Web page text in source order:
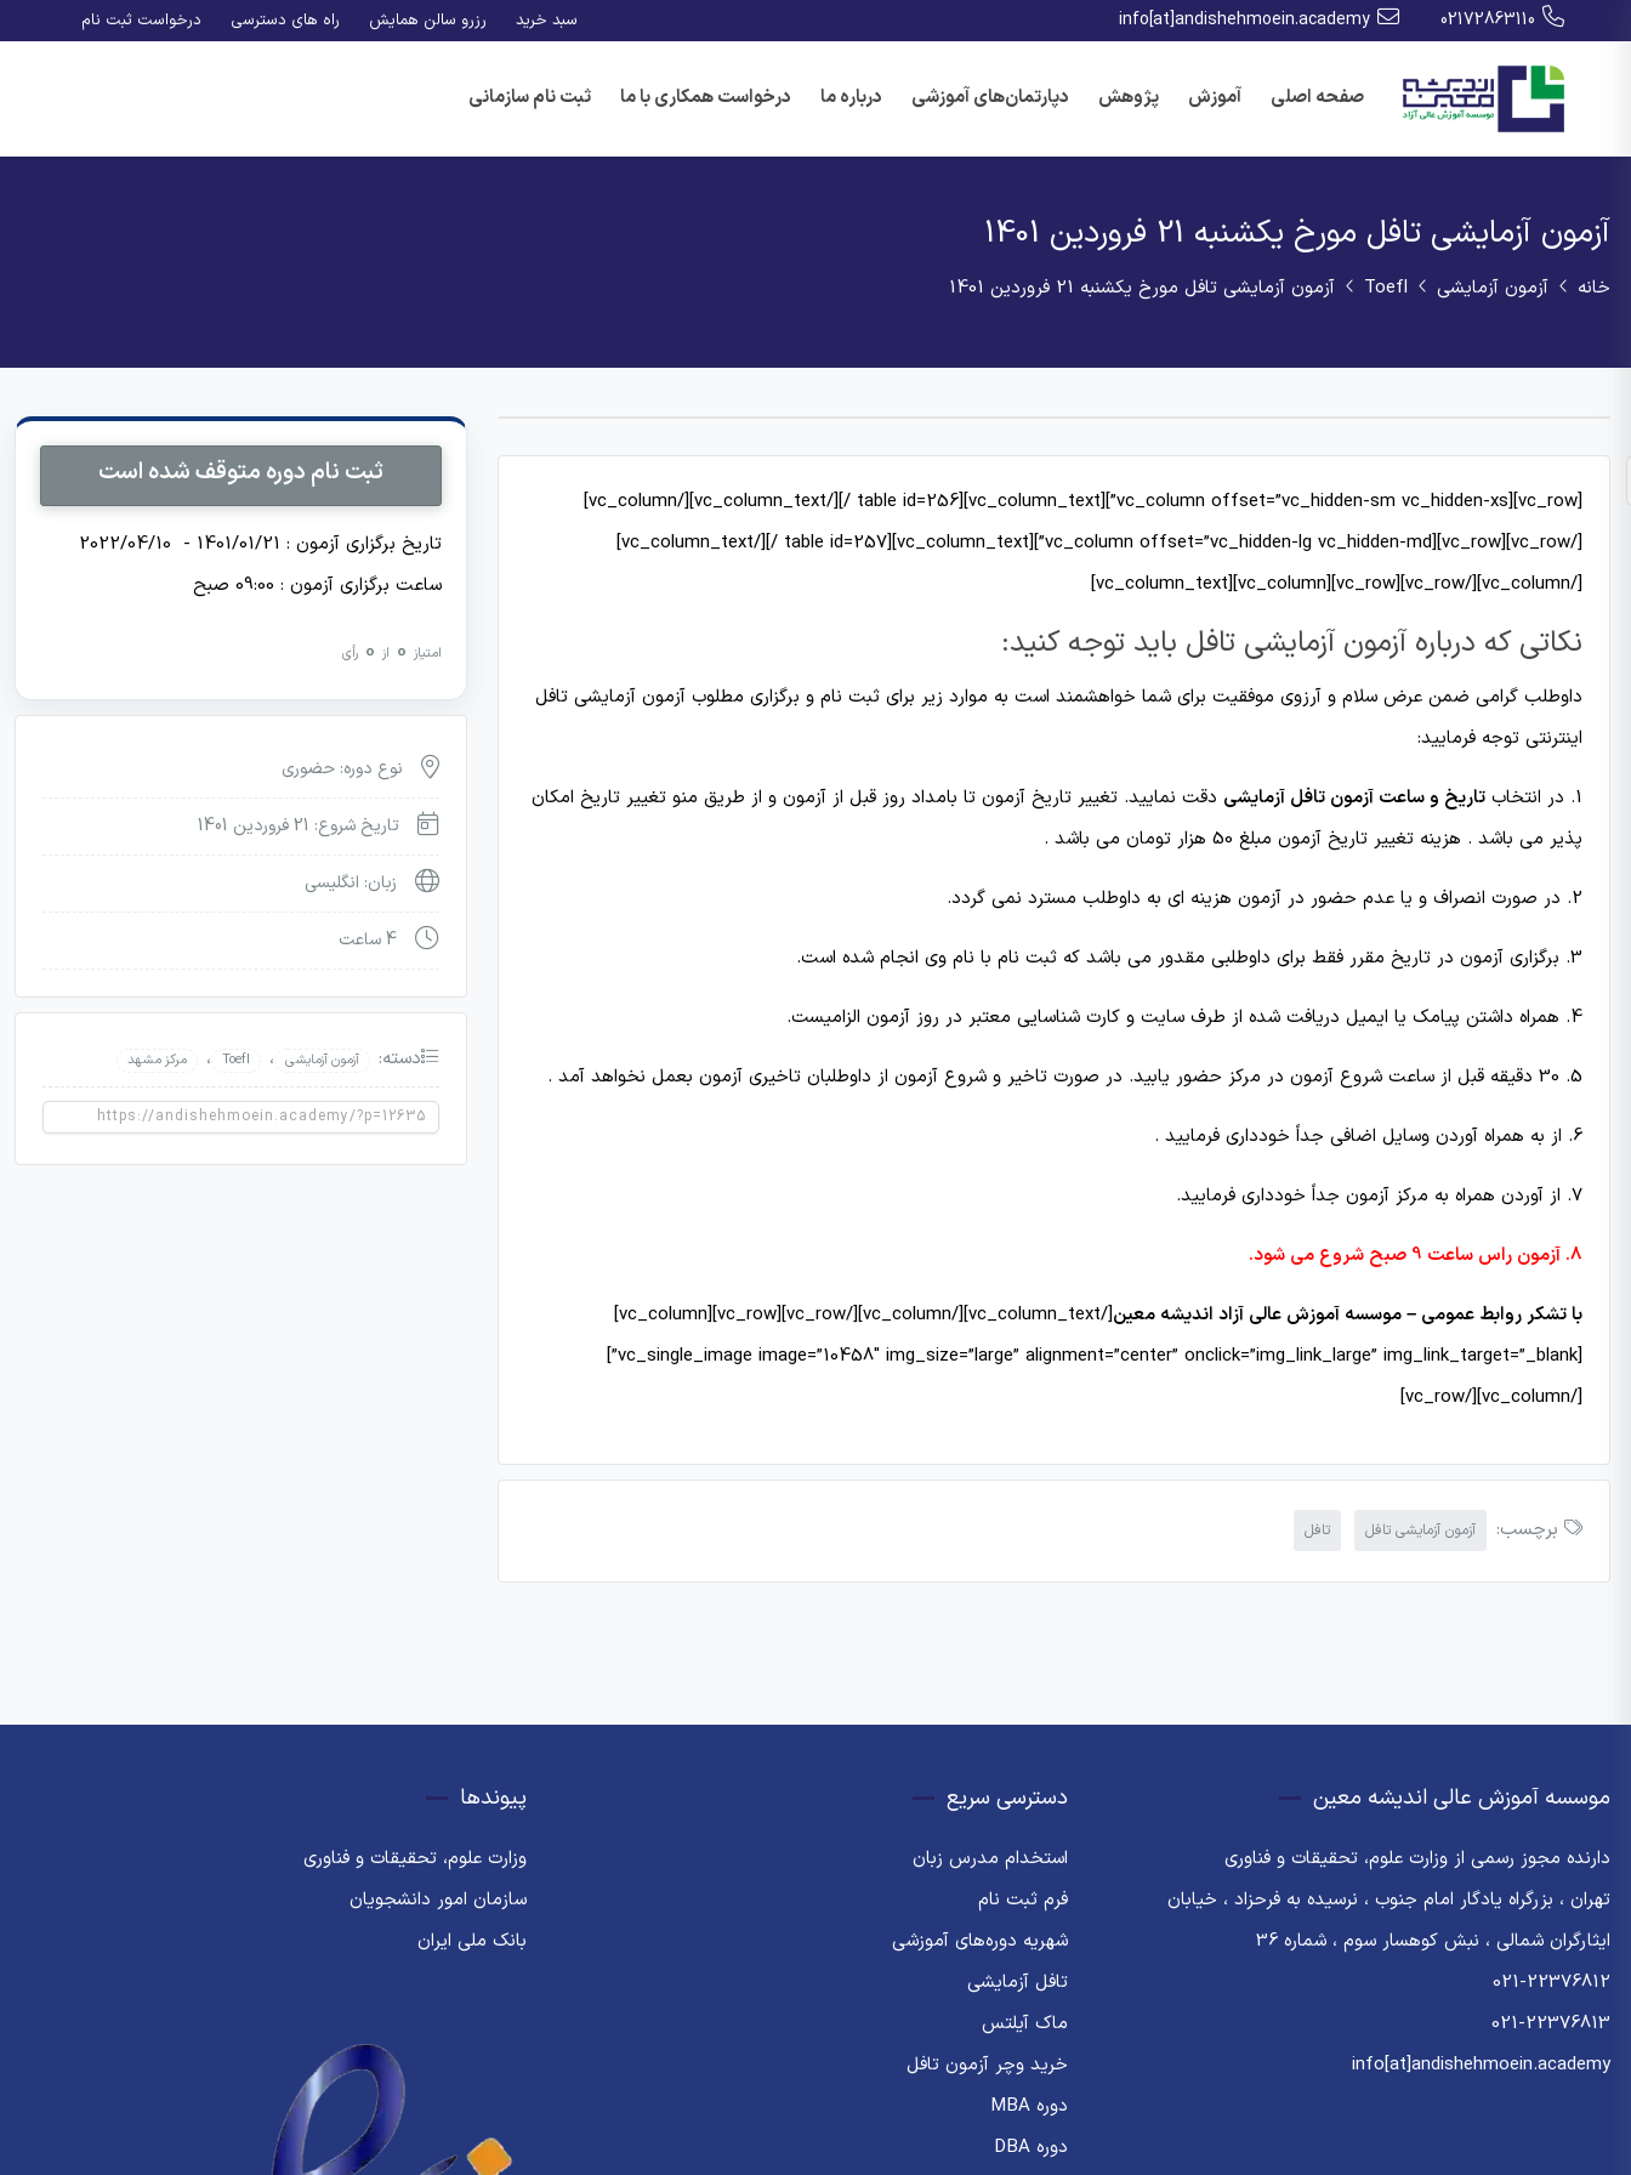
02172863110
info[at]andishehmoein.academy سبد خرید رزرو سالن همایش راه های دسترسی درخواست ثبت نام
صفحه اصلی آموزش پژوهش دپارتمان‌های آموزشی درباره ما درخواست همکاری با ما ثبت نام سازمانی
آزمون آزمایشی تافل مورخ یکشنبه 21 فروردین 1401
خانه آزمون آزمایشی Toefl آزمون آزمایشی تافل مورخ یکشنبه 21 فروردین 1401
[vc_row][vc_column offset=”vc_hidden-sm vc_hidden-xs”][vc_column_text][table id=256 /][/vc_column_text][/vc_column]
[/vc_row][vc_row][vc_column offset=”vc_hidden-lg vc_hidden-md”][vc_column_text][table id=257 /][/vc_column_text]
[/vc_column][/vc_row][vc_row][vc_column][vc_column_text]
نکاتی که درباره آزمون آزمایشی تافل باید توجه کنید:
داوطلب گرامی ضمن عرض سلام و آرزوی موفقیت برای شما خواهشمند است به موارد زیر برای ثبت نام و برگزاری مطلوب آزمون آزمایشی تافل
اینترنتی توجه فرمایید:
1. در انتخاب تاریخ و ساعت آزمون تافل آزمایشی دقت نمایید. تغییر تاریخ آزمون تا بامداد روز قبل از آزمون و از طریق منو تغییر تاریخ امکان
پذیر می باشد . هزینه تغییر تاریخ آزمون مبلغ 50 هزار تومان می باشد .
2. در صورت انصراف و یا عدم حضور در آزمون هزینه ای به داوطلب مسترد نمی گردد.
3. برگزاری آزمون در تاریخ مقرر فقط برای داوطلبی مقدور می باشد که ثبت نام با نام وی انجام شده است.
4. همراه داشتن پیامک یا ایمیل دریافت شده از طرف سایت و کارت شناسایی معتبر در روز آزمون الزامیست.
5. 30 دقیقه قبل از ساعت شروع آزمون در مركز حضور یابید. در صورت تاخیر و شروع آزمون از داوطلبان تاخیری آزمون بعمل نخواهد آمد .
6. از به همراه آوردن وسایل اضافی جداً خودداری فرمایید .
7. از آوردن همراه به مركز آزمون جداً خودداری فرمایید.
8. آزمون راس ساعت 9 صبح شروع می شود.
با تشکر روابط عمومی – موسسه آموزش عالی آزاد اندیشه معین
[/vc_column_text][/vc_column][/vc_row][vc_row][vc_column]
[vc_single_image image=”10458″ img_size=”large” alignment=”center” onclick=”img_link_large” img_link_target=”_blank”]
[/vc_column][/vc_row]
برچسب: آزمون آزمایشی تافل تافل
ثبت نام دوره متوقف شده است
تاریخ برگزاری آزمون : 1401/01/21 - 2022/04/10
ساعت برگزاری آزمون : 09:00 صبح
امتیاز 0 از 0 رأی
نوع دوره: حضوری
تاریخ شروع: 21 فروردین 1401
زبان: انگلیسی
4 ساعت
دسته: آزمون آزمایشی ، Toefl ، مرکز مشهد
موسسه آموزش عالی اندیشه معین
دارنده مجوز رسمی از وزارت علوم، تحقیقات و فناوری
تهران ، بزرگراه یادگار امام جنوب ، نرسیده به فرحزاد ، خیابان
ایثارگران شمالی ، نبش کوهسار سوم ، شماره 36
021-22376812
021-22376813
info[at]andishehmoein.academy
دسترسی سریع
استخدام مدرس زبان
فرم ثبت نام
شهریه دوره‌های آموزشی
تافل آزمایشی
ماک آیلتس
خرید وچر آزمون تافل
دوره MBA
دوره DBA
پیوندها
وزارت علوم، تحقیقات و فناوری
سازمان امور دانشجویان
بانک ملی ایران